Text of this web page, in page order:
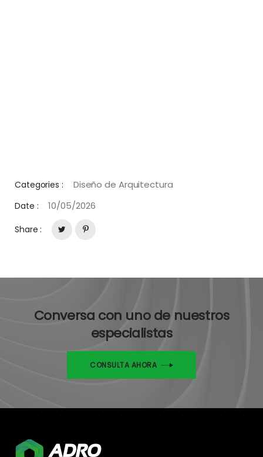
Categories : Diseño de Arquitectura
Date : 10/05/2026
Share :
Conversa con uno de nuestros
especialistas
CONSULTA AHORA